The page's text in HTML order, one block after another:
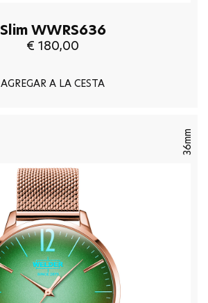
Slim WWRS636
€ 180,00
AGREGAR A LA CESTA
36mm